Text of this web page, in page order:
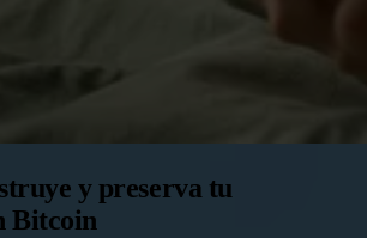
y preserva tu
Bitcoin